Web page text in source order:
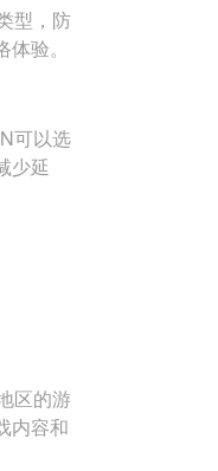
型，防
验。
可以选
少延
区的游
内容和